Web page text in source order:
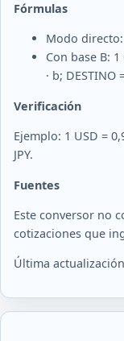
Fórmulas
Modo directo:
Con base B:
· b; DESTINO
Verificación
Ejemplo: 1 USD =
JPY.
Fuentes
Este conversor no
cotizaciones que
Última